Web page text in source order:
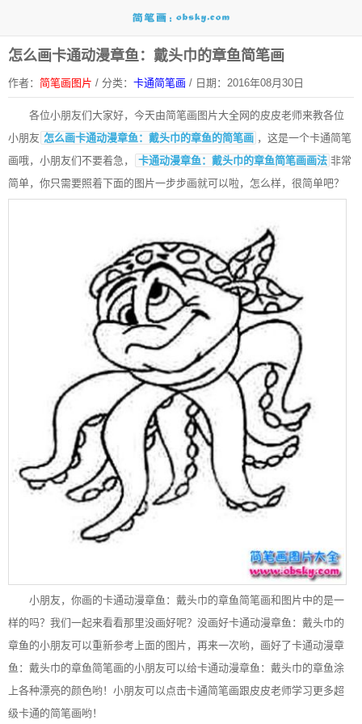
怎么画卡通动漫章鱼：戴头巾的章鱼简笔画
作者： 简笔画图片 / 分类： 卡通简笔画 / 日期：2016年08月30日
各位小朋友们大家好，今天由简笔画 图片大全网的皮皮老师来教各位
小朋友 怎么画卡通动漫章鱼：戴头巾的章鱼的简笔画 ，这是一个卡通简笔
画哦，小朋友们不要着急， 卡通动漫章鱼：戴头巾的章鱼简笔画画法 非常
简单，你只需要照着下面的图片一步步画就可以啦，怎么样，很简单吧？
小朋友，你画的卡通动漫章鱼：戴头巾的章鱼简笔画和图片中的是一
样的吗？我们一起来看看那里没画好呢？没画好卡通动漫章鱼：戴头巾的
章鱼的小朋友可以重新参考上面的图片，再来一次哟，画好了卡通动漫章
鱼：戴头巾的章鱼简笔画的小朋友可以给卡通动漫章鱼：戴头巾的章鱼涂
上各种漂亮的颜色哟！小朋友可以点击卡通简笔画跟皮皮老师学习更多超
级卡通的简笔画哟！